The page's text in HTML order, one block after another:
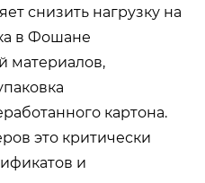
снизить нагрузку на
в Фошане
материалов,
картона.
это критически
и